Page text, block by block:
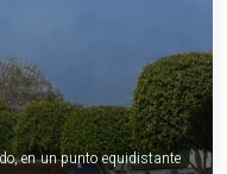
en un punto equidistante